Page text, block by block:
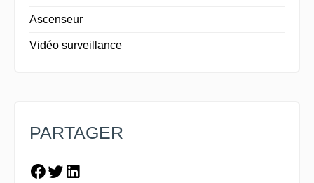
Ascenseur
Vidéo surveillance
PARTAGER